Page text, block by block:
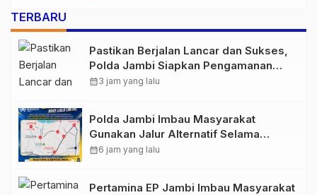
TERBARU
Pastikan Berjalan Lancar dan Sukses,
Polda Jambi Siapkan Pengamanan
Berlapis untuk 8.750 Pelari, 1.848
calendar_month3 jam yang lalu
Polda Jambi Imbau Masyarakat
Gunakan Jalur Alternatif Selama
Pelaksanaan Presisi Merdeka Run
calendar_month6 jam yang lalu
Pertamina EP Jambi Imbau Masyarakat